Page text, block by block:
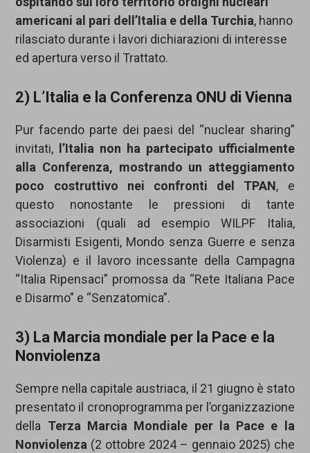
americani al pari dell’Italia e della Turchia, hanno
rilasciato durante i lavori dichiarazioni di interesse
ed apertura verso il Trattato.
2) L’Italia e la Conferenza ONU di Vienna
Pur facendo parte dei paesi del “nuclear sharing”
invitati,
l’Italia non ha partecipato ufficialmente
alla Conferenza, mostrando un atteggiamento
poco costruttivo nei confronti del TPAN, e
questo nonostante le pressioni di tante
associazioni (quali ad esempio WILPF Italia,
Disarmisti Esigenti, Mondo senza Guerre e senza
Violenza) e il lavoro incessante della Campagna
“Italia Ripensaci” promossa da “Rete Italiana Pace
e Disarmo” e “Senzatomica”.
3) La Marcia mondiale per la Pace e la
Nonviolenza
Sempre nella capitale austriaca, il 21 giugno è stato
presentato il cronoprogramma per l’organizzazione
della Terza Marcia Mondiale per la Pace e la
Nonviolenza (2 ottobre 2024 – gennaio 2025) che